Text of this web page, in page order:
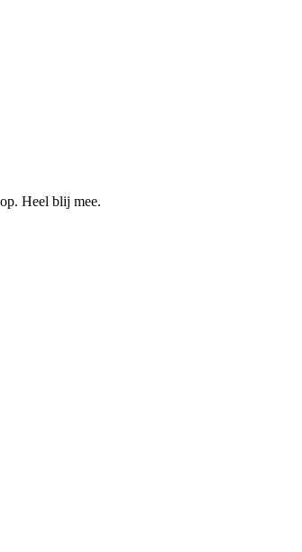
Heel blij mee.